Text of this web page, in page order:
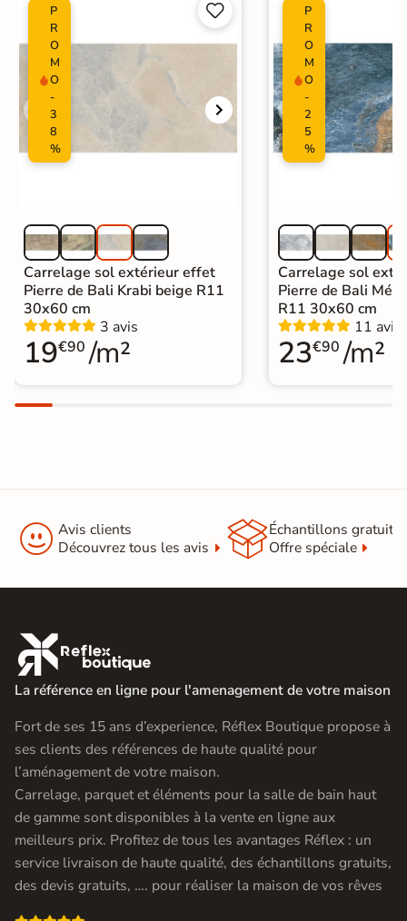
P
R
O
M
O
-
3
8
%


Carrelage sol extérieur effet
Pierre de Bali Krabi beige R11
30x60 cm
3 avis
19€90 /m²
P
R
O
M
O
-
2
5
%
Carrelage sol
Pierre de Bali
R11 30x60 cm
11 avis
23€90 /m²
 Avis clients
Découvrez tous les avis
Échantillons gratuit
Offre spéciale

La référence en ligne pour l'amenagement de votre maison
Fort de ses 15 ans d’experience, Réflex Boutique propose à
ses clients des références de haute qualité pour
l’aménagement de votre maison.
Carrelage, parquet et éléments pour la salle de bain haut
de gamme sont disponibles à la vente en ligne aux
meilleurs prix. Profitez de tous les avantages Réflex : un
service livraison de haute qualité, des échantillons gratuits,
des devis gratuits, …. pour réaliser la maison de vos rêves